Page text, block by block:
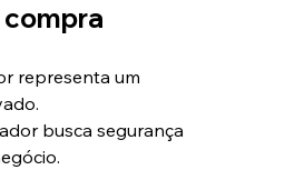
representa um
busca segurança